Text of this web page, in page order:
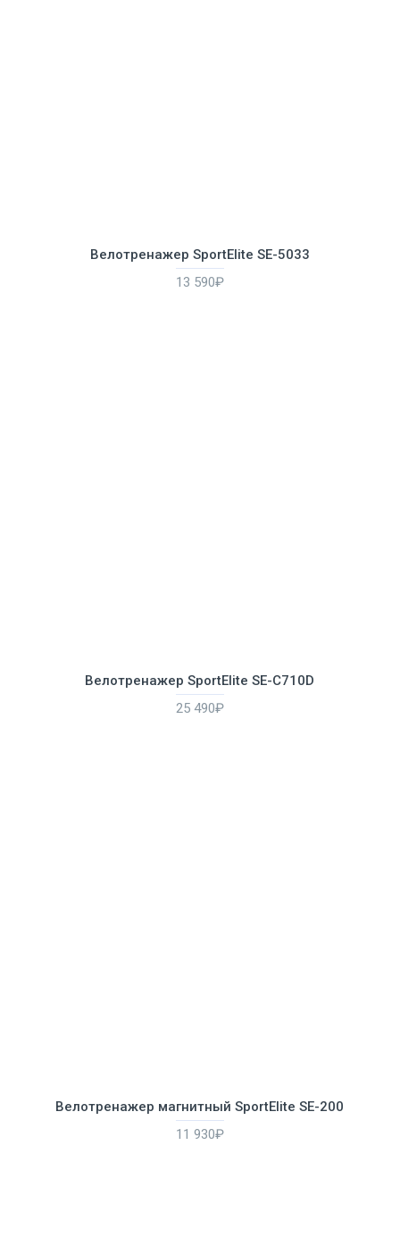
Велотренажер SportElite SE-5033
13 590₽
Велотренажер SportElite SE-С710D
25 490₽
Велотренажер магнитный SportElite SE-200
11 930₽